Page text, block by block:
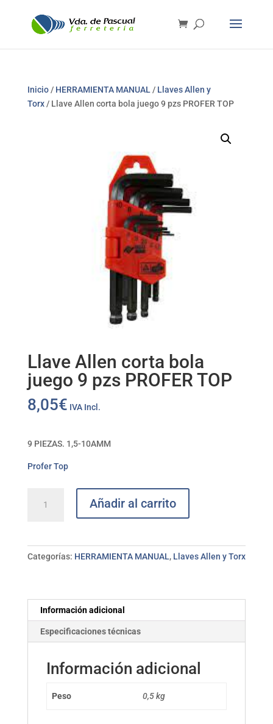
Inicio/ HERRAMIENTA MANUAL / Llaves Allen y
Torx/ Llave Allen corta bola juego 9 pzs PROFER TOP
Llave Allen corta bola
juego 9 pzs PROFER TOP
8,05€ IVA Incl.
9 PIEZAS. 1,5-10AMM
Profer Top
Allen
TOP
cantidad
Añadir al carrito
Categorías: HERRAMIENTA MANUAL, Llaves Allen y Torx
Información adicional
Especificaciones técnicas
Información adicional
Peso 0,5 kg